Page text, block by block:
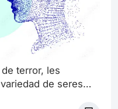
terror, les
de seres